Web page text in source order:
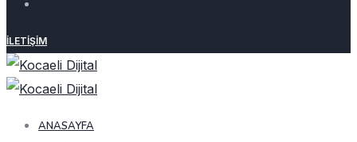
İLETIŞIM
ANASAYFA